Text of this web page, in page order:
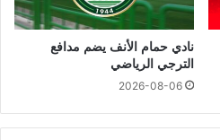
نادي حمام الأنف يضم مدافع
الترجي الرياضي
2026-08-06